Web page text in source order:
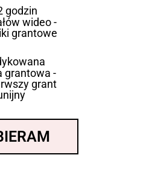
godzin
wideo -
grantowe
grantowa -
grant